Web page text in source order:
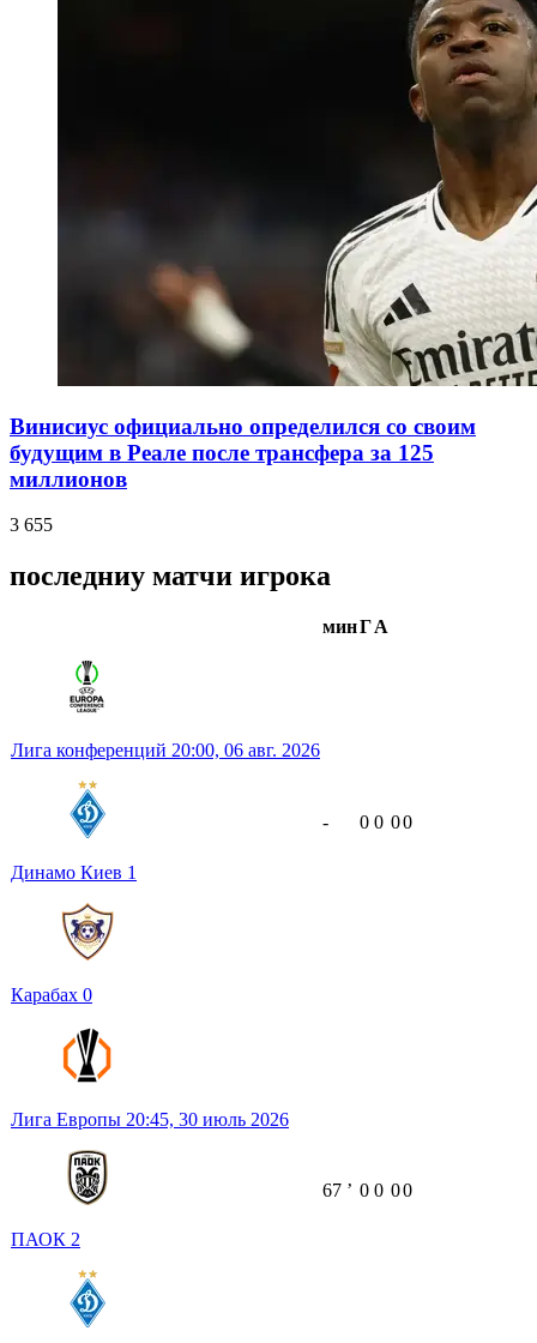
Винисиус официально определился со своим
будущим в Реале после трансфера за 125
миллионов
3 655
последниу матчи игрока
минГА
Лига конференций 20:00, 06 авг. 2026
Динамо Киев 1
Карабах 0
- 0 0 00
Лига Европы 20:45, 30 июль 2026
ПАОК 2
67 ʼ 0 0 00